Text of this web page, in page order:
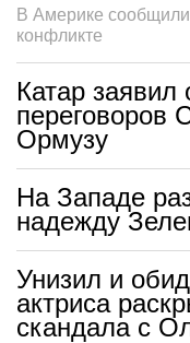
В Америке
конфликте
Катар заявил
Ормузу
На Западе
надежду
Унизил и
актриса
скандала с